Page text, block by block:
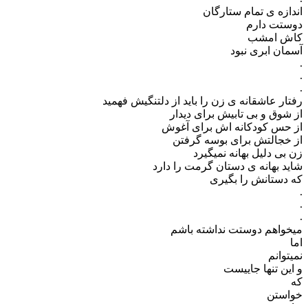
اندازه ی تمام ستارگان
دوستت دارم
کاش امشب
آسمان ابری نبود
.
.
.
رفتار عاشقانه ی زن را باید از دلتنگیش فهمید
از شوق و بی تابیش برای دیدار
از حس کودکانه اش برای آغوش
از خجالتش برای بوسه گرفتن
زن بی دلیل بهانه نمیگیرد
شاید بهانه ی دستان گرمت را دارد
که دستانش را بگیری
.
.
.
میخواهم دوستت نداشته باشم
اما
نمیتوانم
و این تنها جاییست
که
خواستن